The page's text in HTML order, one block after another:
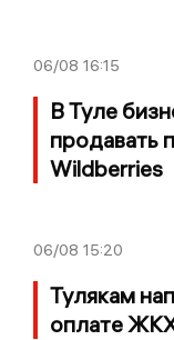
06/08 16:15
В Туле
продавать
Wildberries
06/08 15:20
Тулякам
оплате